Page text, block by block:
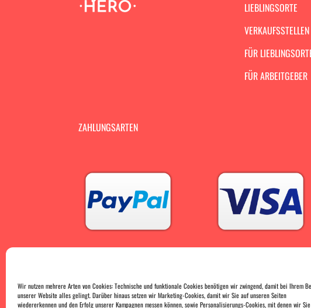
Wir nutzen mehrere Arten von Cookies: Technische und funktionale Cookies benötigen wir zwingend, damit bei Ihrem
unserer Website alles gelingt. Darüber hinaus setzen wir Marketing-Cookies, damit wir Sie auf unseren Seiten
wiedererkennen und den Erfolg unserer Kampagnen messen können, sowie Personalisierungs-Cookies, mit denen wir Sie
LIEBLINGSORTE
VERKAUFSSTELLEN
FÜR
FÜR ARBEITGEBER
ZAHLUNGSARTEN